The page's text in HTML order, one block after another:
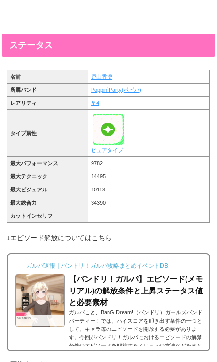
ステータス
名前 戸山香澄
所属バンド Poppin`Party(ポピパ)
レアリティ 星4
タイプ属性
ピュアタイプ
最大パフォーマンス 9782
最大テクニック 14495
最大ビジュアル 10113
最大総合力 34390
カットインセリフ
↓エピソード解放についてはこちら
ガルパ速報｜バンドリ！ガルパ攻略まとめイベントDB
【バンドリ！ガルパ】エピソード(メモ
リアル)の解放条件と上昇ステータス値
と必要素材
ガルパこと、BanG Dream!（バンドリ）ガールズバンド
パーティー！では、ハイスコアを叩き出す条件の一つと
して、キャラ毎のエピソードを開放する必要がありま
す。今回がバンドリ！ガルパにおけるエピソードの解禁
条件やエピソードを解放するメリットや方法などをまと